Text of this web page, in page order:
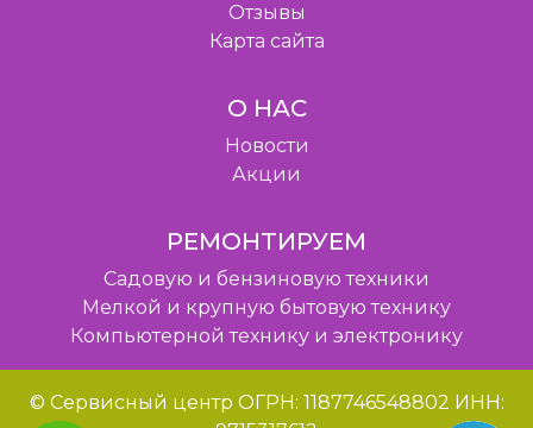
Отзывы
Карта сайта
О НАС
Новости
Акции
РЕМОНТИРУЕМ
Садовую и бензиновую техники
Мелкой и крупную бытовую технику
Компьютерной технику и электронику
© Сервисный центр ОГРН: 1187746548802 ИНН: